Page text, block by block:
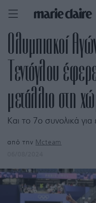
Ολυμπιακοί
Τεντόγλου
μετάλλιο στη
Και το 7ο συνολικά για
από την Mcteam